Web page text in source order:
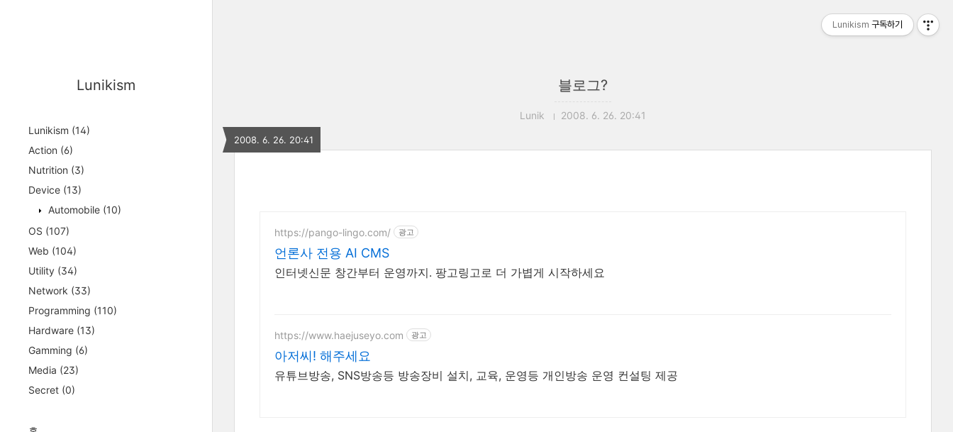
Lunikism
Lunikism (14)
Action (6)
Nutrition (3)
Device (13)
Automobile (10)
OS (107)
Web (104)
Utility (34)
Network (33)
Programming (110)
Hardware (13)
Gamming (6)
Media (23)
Secret (0)
블로그?
Lunik 2008. 6. 26. 20:41
2008. 6. 26. 20:41
https://pango-lingo.com/ 광고
언론사 전용 AI CMS
인터넷신문 창간부터 운영까지. 팡고링고로 더 가볍게 시작하세요
https://www.haejuseyo.com 광고
아저씨! 해주세요
유튜브방송, SNS방송등 방송장비 설치, 교육, 운영등 개인방송 운영 컨설팅 제공
Lunikism 구독하기